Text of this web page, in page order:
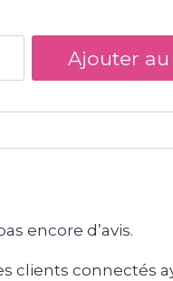
Ajouter
encore d’avis.
clients connectés